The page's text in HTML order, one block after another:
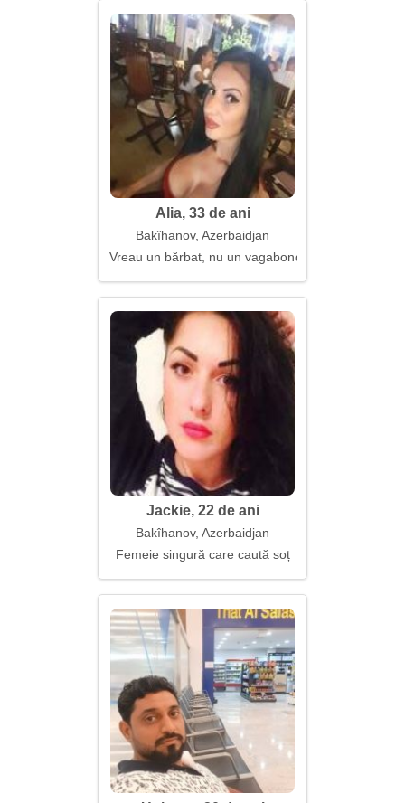
Alia, 33 de ani
Bakîhanov, Azerbaidjan
Vreau un bărbat, nu un vagabond al inimii
Jackie, 22 de ani
Bakîhanov, Azerbaidjan
Femeie singură care caută soț